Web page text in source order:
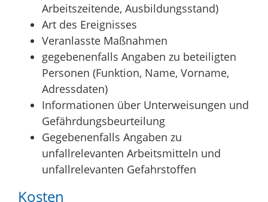
Arbeitszeitende, Ausbildungsstand)
Art des Ereignisses
Veranlasste Maßnahmen
gegebenenfalls Angaben zu beteiligten
Personen (Funktion, Name, Vorname,
Adressdaten)
Informationen über Unterweisungen und
Gefährdungsbeurteilung
Gegebenenfalls Angaben zu
unfallrelevanten Arbeitsmitteln und
unfallrelevanten Gefahrstoffen
Kosten